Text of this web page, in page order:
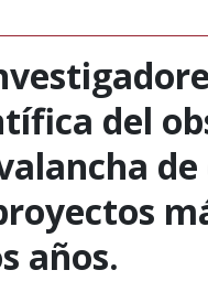
del
años.